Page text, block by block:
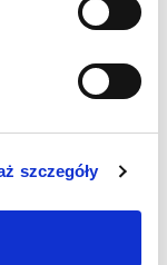
szczegóły
Pomocy
celu